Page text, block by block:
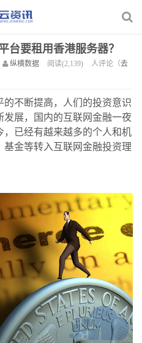
台要租用香港服务器？
纵横数据 阅读(2,139) 人评论（去
不断提高，人们的投资意识
展，国内的互联网金融一夜
已经有越来越多的个人和机
金等转入互联网金融投资理